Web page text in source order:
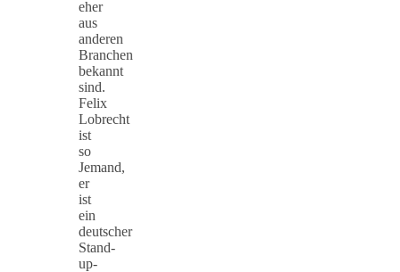
eher
aus
anderen
Branchen
bekannt
sind.
Felix
Lobrecht
ist
so
Jemand,
er
ist
ein
deutscher
Stand-
up-